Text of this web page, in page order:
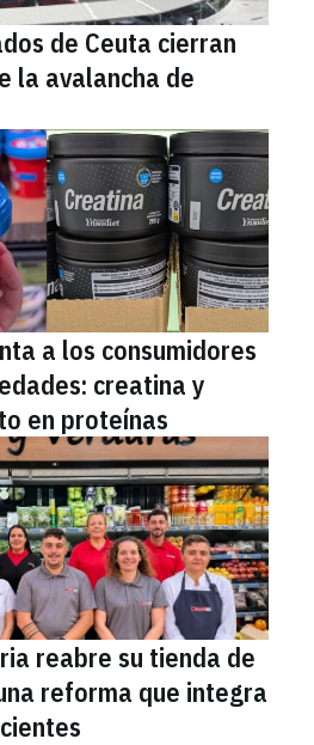
de Ceuta cierran
la avalancha de
a los consumidores
creatina y
en proteínas
reabre su tienda de
reforma que integra